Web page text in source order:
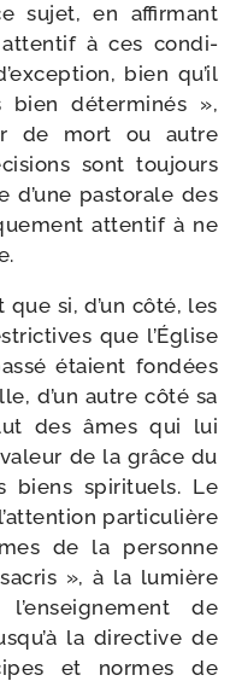
sujet, en affir­mant
atten­tif à ces condi­
bien qu’il
bien déter­mi­nés »,
de mort ou autre
sont tou­jours
d’une pas­to­rale des
atten­tif à ne
si, d’un côté, les
que l’Église
étaient fon­dées
d’un autre côté sa
des âmes qui lui
de la grâce du
biens spi­ri­tuels. Le
par­ti­cu­lière
de la per­sonne
», à la lumière
de
la direc­tive de
et normes de